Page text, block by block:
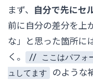
まず、 自分で先にセ
前に自分の差分を上
な」と思った箇所に
く。
// ここはパフォ
ュしてます
のような